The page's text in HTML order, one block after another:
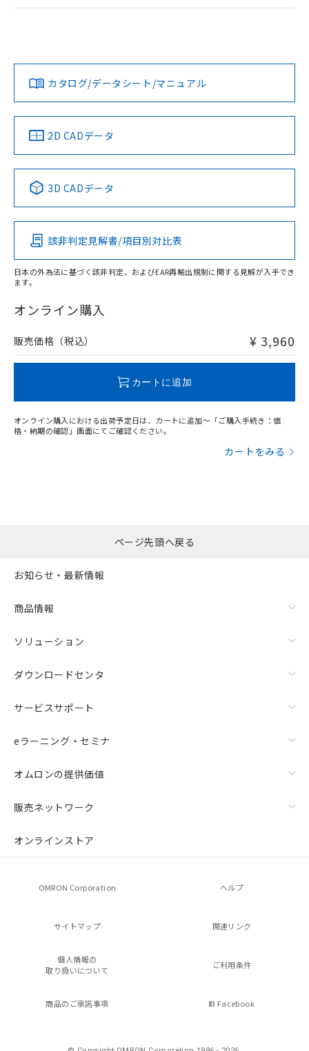
ログイン/会員登録
ダウンロードデータをご利用いただく前に、以下を必ずお読
みください。
ソフトウェアの使用条件
EU RoHS 注意事項・凡例
対応済み
中国 RoHS 注意事項・凡例
Pb Hg Cd Cr(VI)
O
在庫等で未対応品が混在する可能性があります。
問い合わせください。
LR型式承認
（イギリス
船舶規格）
DNV型式承認
（ノルウェー
BV型式承認
（フランス
KR型式
（韓国
No No No No
この製品の規格認証/適合状況ページへ
その他の認証はこちらのページからご検索ください
カタログ/データシート/マニュアル
2D CADデータ
3D CADデータ
該非判定見解書/項目別対比表
日本の外為法に基づく該非判定、およびEAR再輸出規制に関する見解が入手でき
ます。
オンライン購入
販売価格（税込） ¥ 3,960
カートに追加
オンライン購入における出荷予定日は、カートに追加～「ご購入手続き：価
格・納期の確認」画面にてご確認ください。
カートをみる
ページ先頭へ戻る
お知らせ・最新情報
商品情報
ソリューション
ダウンロードセンタ
サービスサポート
eラーニング・セミナ
オムロンの提供価値
販売ネットワーク
オンラインストア
OMRON Corporation ヘルプ
サイトマップ 関連リンク
個人情報の
取り扱いについて
ご利用条件
商品のご承諾事項 Facebook